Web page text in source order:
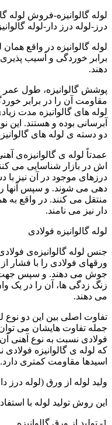
لوله گالوانیزه-فروش لوله
درز-لوله درز دار-لوله
لوله گالوانیزه در واقع
برابر خوردگی و آسیب
دهند.
پوشش گالوانیزه، طول عمر
مقاومت آن را در برابر
لوله های گالوانیزه مدت
آبرسانی بوده و هستند.
دو دسته ی لوله های
عمدتاً لوله ی گالوانیزه‌ی
اش در بازار شناسایی می
درزهای موجود در آن نیز
دهی می شوند. و سپس آنها
منتقل می کنند. در واقع به
دار نیز می نامند.
لوله گالوانیزه فولادی
جنس لوله گالوانیزه‌ی
ورقهای فولادی را با فشار
جوش می دهند. و سپس جهت
زنگ زدگی ها، آن را در یک
می دهند.
تفاوت اصلی بین این دو نوع
جمله تفاوت هایشان می توان
فولادی نسبت به نوع آهنی
که لوله ی گالوانیزه فولادی
اسیدها مقاومت کمتری دارد.
ولید لوله از ورق (لوله درز
این روش تولید لوله با
1- تولید از ورق گالوانیزه